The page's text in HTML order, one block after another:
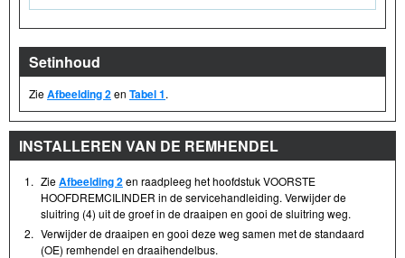
Setinhoud
ZieAfbeelding 2en Tabel 1.
INSTALLEREN VAN DE REMHENDEL
1. ZieAfbeelding 2en raadpleeg het hoofdstuk VOORSTE
HOOFDREMCILINDER in de servicehandleiding. Verwijder de
sluitring (4) uit de groef in de draaipen en gooi de sluitring weg.
2. Verwijder de draaipen en gooi deze weg samen met de standaard
(OE) remhendel en draaihendelbus.